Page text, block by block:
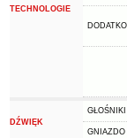
TECHNOLOGIE
DŹWIĘK
GŁOŚNIKI
GNIAZDO